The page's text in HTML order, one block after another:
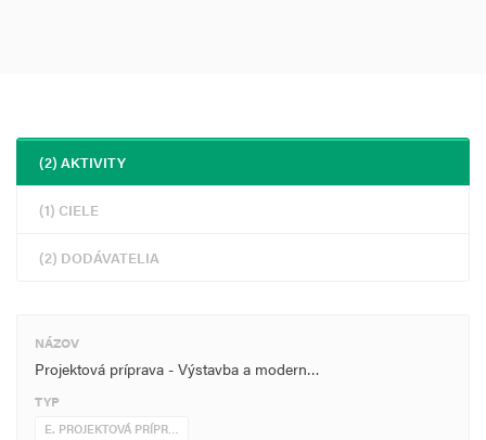
(2) AKTIVITY
(1) CIELE
(2) DODÁVATELIA
NÁZOV
Projektová príprava - Výstavba a modern…
TYP
E. PROJEKTOVÁ PRÍPR…